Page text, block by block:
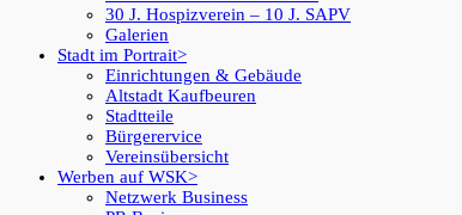
30 J. Hospizverein – 10 J. SAPV
Galerien
Stadt im Portrait
Einrichtungen & Gebäude
Altstadt Kaufbeuren
Stadtteile
Bürgerervice
Vereinsübersicht
Werben auf WSK
Netzwerk Business